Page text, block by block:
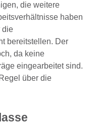
die weitere
haben
die
bereitstellen. Der
da keine
eingearbeitet sind.
über die